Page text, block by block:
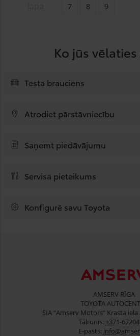
7
8 9
Ko jūs
Testa brauciens
Atrodiet pārstāvniecību
Saņemt piedāvājumu
Servisa pieteikums
Konfigurē savu Toyota
AMSERV RĪGA
TOYOTA
SIA “Amserv Motors” Krasta iela
Tālrunis: +371-
E-pasts: